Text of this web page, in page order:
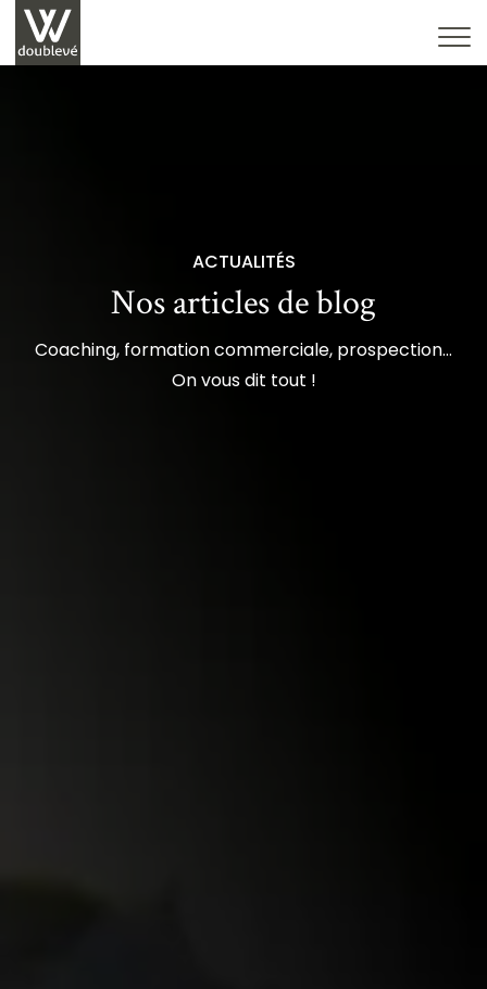
ACTUALITÉS
Nos articles de blog
Coaching, formation commerciale, prospection…
On vous dit tout !